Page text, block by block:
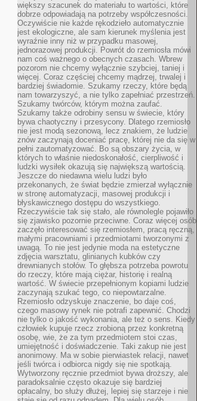
większy szacunek do materiału to wartości, które
dobrze odpowiadają na potrzeby współczesności.
Oczywiście nie każde rękodzieło automatycznie
jest ekologiczne, ale sam kierunek myślenia jest
wyraźnie inny niż w przypadku masowej,
jednorazowej produkcji. Powrót do rzemiosła mówi
nam coś ważnego o obecnych czasach. Wbrew
pozorom nie chcemy wyłącznie szybciej, taniej i
więcej. Coraz częściej chcemy mądrzej, trwalej i
bardziej świadomie. Szukamy rzeczy, które będą
nam towarzyszyć, a nie tylko zapełniać przestrzeń.
Szukamy twórców, którym można zaufać.
Szukamy także odrobiny sensu w świecie, który
bywa chaotyczny i przesycony. Dlatego rzemiosło
nie jest modą sezonową, lecz znakiem, że ludzie
znów zaczynają doceniać pracę, której nie da się w
pełni zautomatyzować. Bo są obszary życia, w
których to właśnie niedoskonałość, cierpliwość i
ludzki wysiłek okazują się największą wartością.
Jeszcze do niedawna wielu ludzi było
przekonanych, że świat będzie zmierzał wyłącznie
w stronę automatyzacji, masowej produkcji i
błyskawicznego dostępu do wszystkiego.
Rzeczywiście tak się stało, ale równolegle pojawiło
się zjawisko pozornie przeciwne. Coraz więcej osób
zaczęło interesować się rzemiosłem, pracą ręczną,
małymi pracowniami i przedmiotami tworzonymi z
uwagą. To nie jest jedynie moda na estetyczne
zdjęcia warsztatu, glinianych kubków czy
drewnianych stołów. To głębsza potrzeba powrotu
do rzeczy, które mają ciężar, historię i realną
wartość. W świecie przepełnionym kopiami ludzie
zaczynają szukać tego, co niepowtarzalne.
Rzemiosło odzyskuje znaczenie, bo daje coś,
czego masowy rynek nie potrafi zapewnić. Chodzi
nie tylko o jakość wykonania, ale też o sens. Kiedy
człowiek kupuje rzecz zrobioną przez konkretną
osobę, wie, że za tym przedmiotem stoi czas,
umiejętność i doświadczenie. Taki zakup nie jest
anonimowy. Ma w sobie pierwiastek relacji, nawet
jeśli twórca i odbiorca nigdy się nie spotkają.
Wytworzony ręcznie przedmiot bywa droższy, ale
paradoksalnie często okazuje się bardziej
opłacalny, bo służy dłużej, lepiej się starzeje i nie